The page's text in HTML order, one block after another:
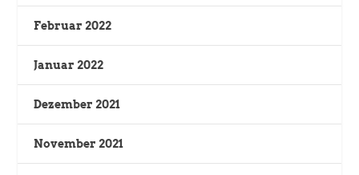
Februar 2022
Januar 2022
Dezember 2021
November 2021